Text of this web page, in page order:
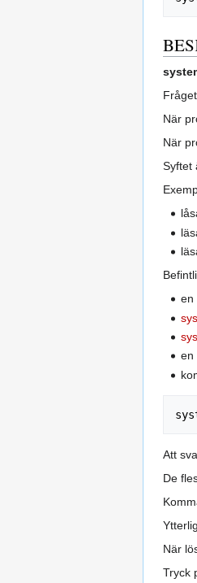
När
När
Syftet
en
en
Att
De
När
Tryck